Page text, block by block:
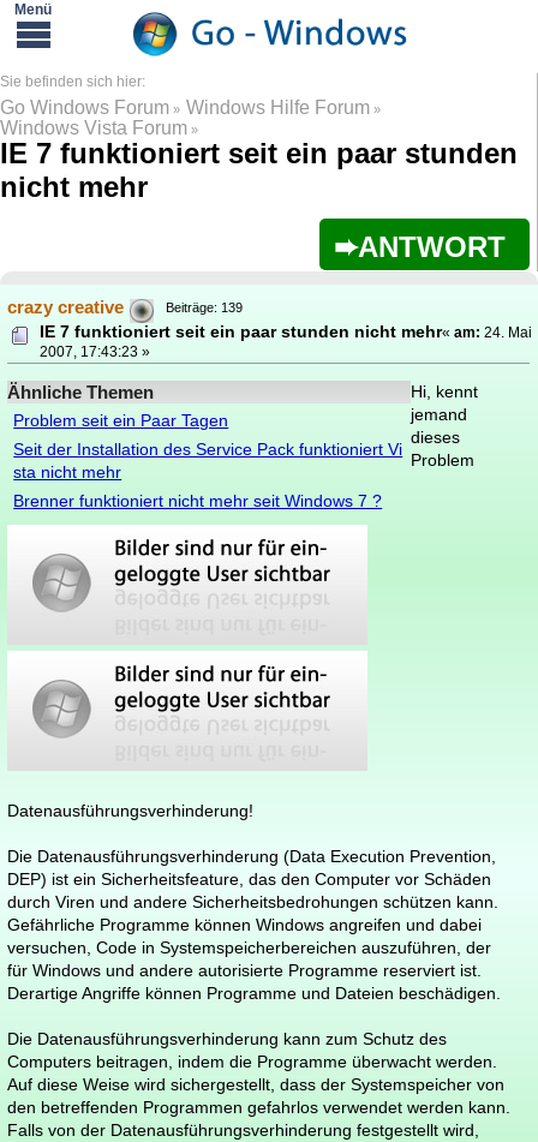
Go Windows Forum » Windows Hilfe Forum »
Windows Vista Forum »
IE 7 funktioniert seit ein paar stunden
nicht mehr
ANTWORT
crazy creative Beiträge: 139
IE 7 funktioniert seit ein paar stunden nicht mehr«am: 24. Mai
2007, 17:43:23 »
Ähnliche Themen
Problem seit ein Paar Tagen
Seit der Installation des Service Pack funktioniert Vi
sta nicht mehr
Brenner funktioniert nicht mehr seit Windows 7 ?
Hi, kennt
jemand
dieses
Problem
Datenausführungsverhinderung!
Die Datenausführungsverhinderung (Data Execution Prevention,
DEP) ist ein Sicherheitsfeature, das den Computer vor Schäden
durch Viren und andere Sicherheitsbedrohungen schützen kann.
Gefährliche Programme können Windows angreifen und dabei
versuchen, Code in Systemspeicherbereichen auszuführen, der
für Windows und andere autorisierte Programme reserviert ist.
Derartige Angriffe können Programme und Dateien beschädigen.
Die Datenausführungsverhinderung kann zum Schutz des
Computers beitragen, indem die Programme überwacht werden.
Auf diese Weise wird sichergestellt, dass der Systemspeicher von
den betreffenden Programmen gefahrlos verwendet werden kann.
Falls von der Datenausführungsverhinderung festgestellt wird,